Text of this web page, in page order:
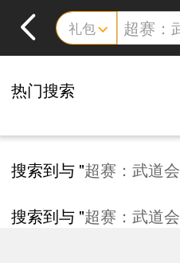
礼包
热门搜索
搜索到与 "超赛：武道会
搜索到与 "超赛：武道会